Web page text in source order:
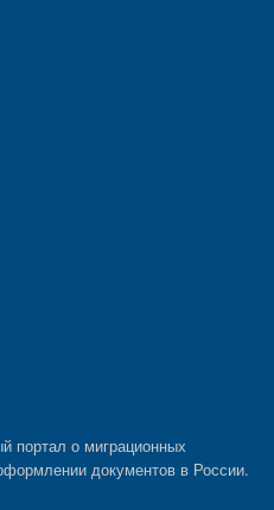
портал о миграционных
документов в России.